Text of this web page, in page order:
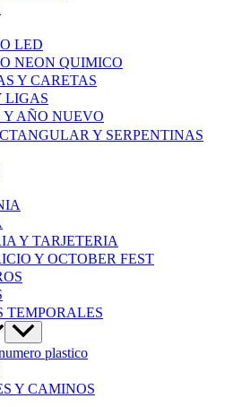
LED
NEON QUIMICO
Y CARETAS
LIGAS
AÑO NUEVO
Y SERPENTINAS
Y TARJETERIA
Y OCTOBER FEST
TEMPORALES
plastico
Y CAMINOS